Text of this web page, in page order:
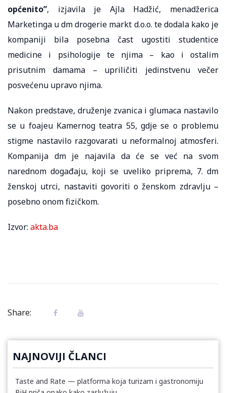
općenito”, izjavila je Ajla Hadžić, menadžerica
Marketinga u dm drogerie markt d.o.o. te dodala kako je
kompaniji bila posebna čast ugostiti studentice
medicine i psihologije te njima – kao i ostalim
prisutnim damama – upriličiti jedinstvenu večer
posvećenu upravo njima.
Nakon predstave, druženje zvanica i glumaca nastavilo
se u foajeu Kamernog teatra 55, gdje se o problemu
stigme nastavilo razgovarati u neformalnoj atmosferi.
Kompanija dm je najavila da će se već na svom
narednom događaju, koji se uveliko priprema, 7. dm
ženskoj utrci, nastaviti govoriti o ženskom zdravlju –
posebno onom fizičkom.
Izvor: akta.ba
Share:
NAJNOVIJI ČLANCI
Taste and Rate — platforma koja turizam i gastronomiju